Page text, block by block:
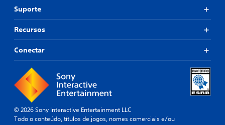
Suporte
Recursos
Conectar
© 2026 Sony Interactive Entertainment LLC
Todo o conteúdo, títulos de jogos, nomes comerciais e/ou